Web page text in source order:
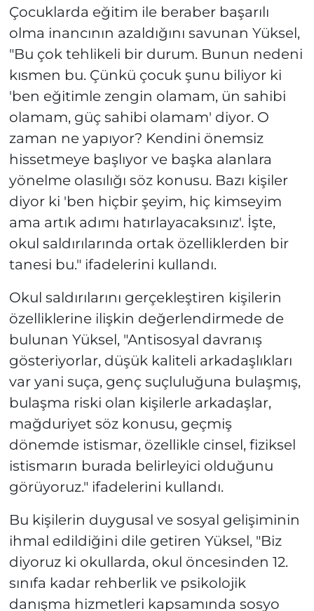
Çocuklarda eğitim ile beraber başarılı
olma inancının azaldığını savunan Yüksel,
"Bu çok tehlikeli bir durum. Bunun nedeni
kısmen bu. Çünkü çocuk şunu biliyor ki
'ben eğitimle zengin olamam, ün sahibi
olamam, güç sahibi olamam' diyor. O
zaman ne yapıyor? Kendini önemsiz
hissetmeye başlıyor ve başka alanlara
yönelme olasılığı söz konusu. Bazı kişiler
diyor ki 'ben hiçbir şeyim, hiç kimseyim
ama artık adımı hatırlayacaksınız'. İşte,
okul saldırılarında ortak özelliklerden bir
tanesi bu." ifadelerini kullandı.
Okul saldırılarını gerçekleştiren kişilerin
özelliklerine ilişkin değerlendirmede de
bulunan Yüksel, "Antisosyal davranış
gösteriyorlar, düşük kaliteli arkadaşlıkları
var yani suça, genç suçluluğuna bulaşmış,
bulaşma riski olan kişilerle arkadaşlar,
mağduriyet söz konusu, geçmiş
dönemde istismar, özellikle cinsel, fiziksel
istismarın burada belirleyici olduğunu
görüyoruz." ifadelerini kullandı.
Bu kişilerin duygusal ve sosyal gelişiminin
ihmal edildiğini dile getiren Yüksel, "Biz
diyoruz ki okullarda, okul öncesinden 12.
sınıfa kadar rehberlik ve psikolojik
danışma hizmetleri kapsamında sosyo